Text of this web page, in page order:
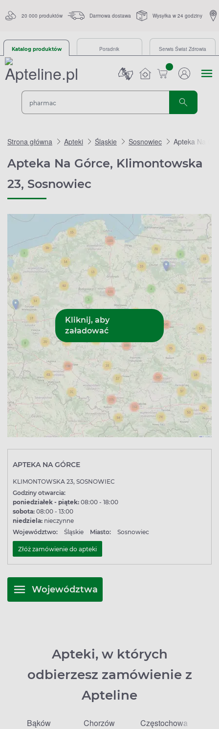
20 000 produktów Darmowa dostawa Wysyłka w 24 godziny
Katalog produktów Poradnik Serwis Świat Zdrowia
sztuk
Strona główna Apteki Śląskie Sosnowiec Apteka Na
Apteka Na Górce, Klimontowska
23, Sosnowiec
APTEKA NA GÓRCE
KLIMONTOWSKA 23, SOSNOWIEC
Godziny otwarcia:
poniedziałek - piątek: 08:00 - 18:00
sobota: 08:00 - 13:00
niedziela: nieczynne
Województwo:
Śląskie Miasto: Sosnowiec
Złóż zamówienie do apteki
Województwa
Apteki, w których
odbierzesz zamówienie z
Apteline
Bąków
Chorzów
Częstochowa